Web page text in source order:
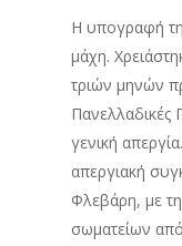
Η υπογραφή
μάχη.
τριών μηνών
Πανελλαδικές
γενική
απεργιακή
Φλεβάρη, με
σωματείων